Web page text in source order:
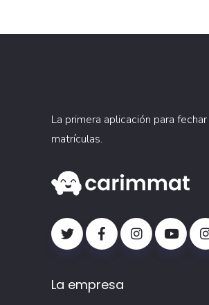
La primera aplicación para fechar
matrículas.
La empresa